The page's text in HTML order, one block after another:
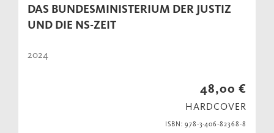
DAS BUNDESMINISTERIUM DER JUSTIZ
UND DIE NS-ZEIT
2024
48,00 €
HARDCOVER
ISBN: 978-3-406-82368-8